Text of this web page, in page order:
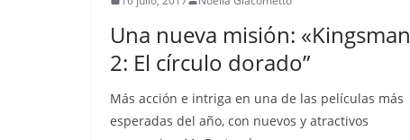
Una nueva misión: «Kingsman
2: El círculo dorado”
Más acción e intriga en una de las películas más
esperadas del año, con nuevos y atractivos